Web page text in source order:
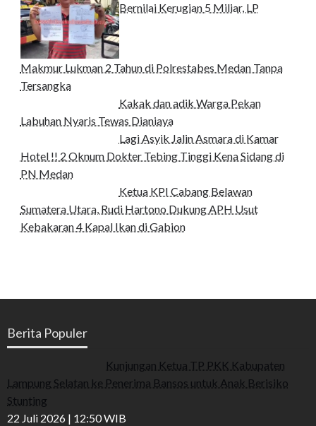
Bernilai Kerugian 5 Miliar, LP
Makmur Lukman 2 Tahun di Polrestabes Medan Tanpa
Tersangka
Kakak dan adik Warga Pekan
Labuhan Nyaris Tewas Dianiaya
Lagi Asyik Jalin Asmara di Kamar
Hotel !! 2 Oknum Dokter Tebing Tinggi Kena Sidang di
PN Medan
Ketua KPI Cabang Belawan
Sumatera Utara, Rudi Hartono Dukung APH Usut
Kebakaran 4 Kapal Ikan di Gabion
Berita Populer
Kunjungan Ketua TP PKK Kabupaten
Lampung Selatan ke Penerima Bansos untuk Anak Berisiko
Stunting
22 Juli 2026 | 12:50 WIB